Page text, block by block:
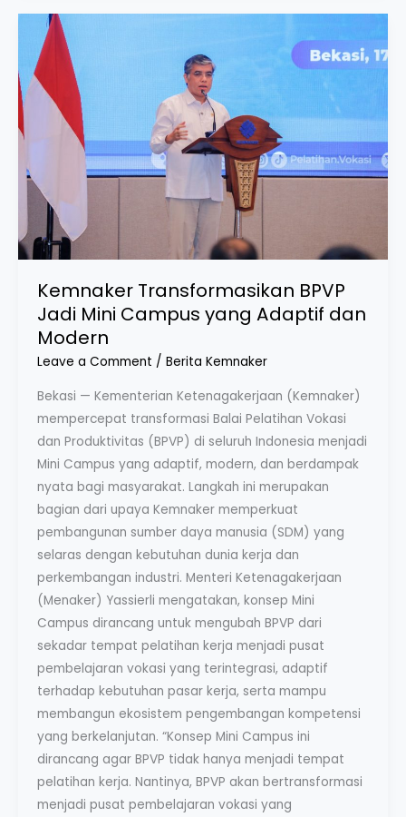
Kemnaker Transformasikan BPVP
Jadi Mini Campus yang Adaptif dan
Modern
Leave a Comment / Berita Kemnaker
Bekasi — Kementerian Ketenagakerjaan (Kemnaker)
mempercepat transformasi Balai Pelatihan Vokasi
dan Produktivitas (BPVP) di seluruh Indonesia menjadi
Mini Campus yang adaptif, modern, dan berdampak
nyata bagi masyarakat. Langkah ini merupakan
bagian dari upaya Kemnaker memperkuat
pembangunan sumber daya manusia (SDM) yang
selaras dengan kebutuhan dunia kerja dan
perkembangan industri. Menteri Ketenagakerjaan
(Menaker) Yassierli mengatakan, konsep Mini
Campus dirancang untuk mengubah BPVP dari
sekadar tempat pelatihan kerja menjadi pusat
pembelajaran vokasi yang terintegrasi, adaptif
terhadap kebutuhan pasar kerja, serta mampu
membangun ekosistem pengembangan kompetensi
yang berkelanjutan. “Konsep Mini Campus ini
dirancang agar BPVP tidak hanya menjadi tempat
pelatihan kerja. Nantinya, BPVP akan bertransformasi
menjadi pusat pembelajaran vokasi yang
Kemnaker
Transformasikan
BPVP
Jadi
Mini
Campus
Adaptif
dan
Modern